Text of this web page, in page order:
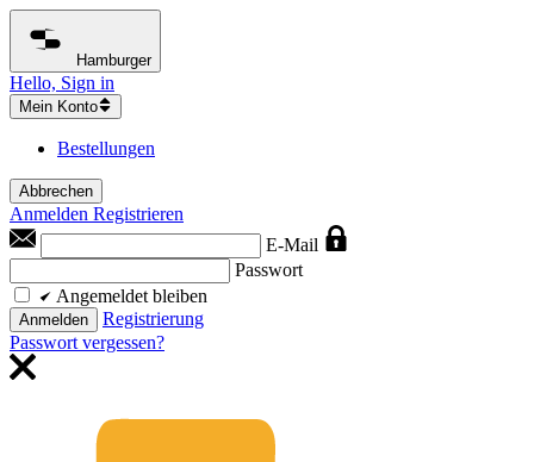
Hamburger
Hello, Sign in
Mein Konto
Bestellungen
Abbrechen
Anmelden Registrieren
E-Mail
Passwort
Angemeldet bleiben
Anmelden
Registrierung
Passwort vergessen?